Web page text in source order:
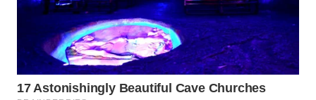
LAMPUNG
WN
JATENG